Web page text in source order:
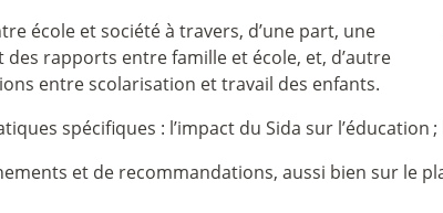
école et société à travers, d’une part, une
rapports entre famille et école, et, d’autre
entre scolarisation et travail des enfants.
spécifiques : l’impact du Sida sur l’éducation
et de recommandations, aussi bien sur le